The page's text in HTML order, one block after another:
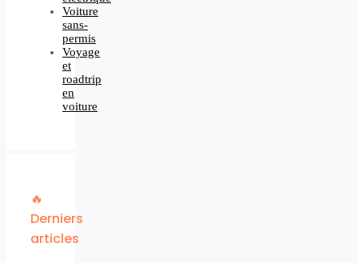
Voiture
sans-
permis
Voyage
et
roadtrip
en
voiture
🔥
Derniers
articles